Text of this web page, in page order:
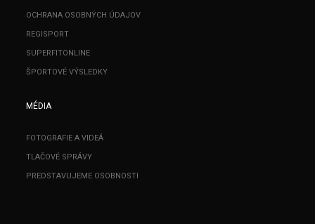
OCHRANA OSOBNÝCH ÚDAJOV
REGISPORT
SUPERFITONLINE
ŠPORTOVÉ VÝSLEDKY
MÉDIA
FOTOGRAFIE A VIDEÁ
TLAČOVÉ SPRÁVY
PREDSTAVUJEME OSOBNOSTI